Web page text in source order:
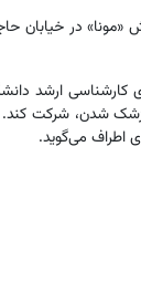
«مونا» در
اطراف می‌گوید.